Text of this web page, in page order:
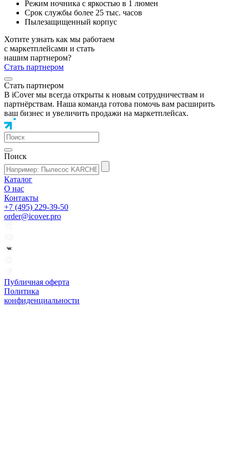
Режим ночника с яркостью в 1 люмен
Срок службы более 25 тыс. часов
Пылезащищенный корпус
Хотите узнать как мы работаем
с маркетплейсами и стать
нашим партнером?
Стать партнером
Стать партнером
В iCover мы всегда открыты к новым сотрудничествам и
партнёрствам. Наша команда готова помочь вам расширить
ваш бизнес и увеличить продажи на маркетплейсах.
Поиск
Каталог
О нас
Контакты
+7 (495) 229-39-50
order@icover.pro
Публичная оферта
Политика
конфиденциальности